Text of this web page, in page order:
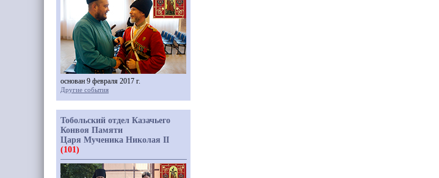
основан 9 февраля 2017 г.
Другие события
Тобольский отдел Казачьего
Конвоя Памяти
Царя Мученика Николая II
(101)